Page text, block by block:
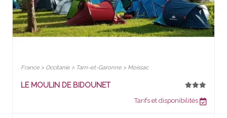
France > Occitanie > Tarn-et-Garonne > Moissac
LE MOULIN DE BIDOUNET
Tarifs et disponibilités